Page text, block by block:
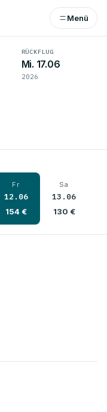
Menü
RÜCKFLUG
Mi. 17.06
2026
Fr
12.06
154 €
Sa
13.06
130 €